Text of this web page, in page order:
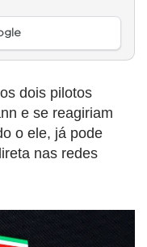
dois pilotos
e se reagiriam
o ele, já pode
nas redes